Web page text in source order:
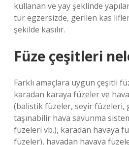
kullanan ve yay şeklinde
tür egzersizde, gerilen kas
şekilde kasılır.
Füze çeşitleri
Farklı amaçlara uygun çeşitli
karadan karaya füzeler ve
(balistik füzeler, seyir füzeleri,
taşınabilir hava savunma
füzeleri vb.), karadan havaya
füzeler), havadan havaya